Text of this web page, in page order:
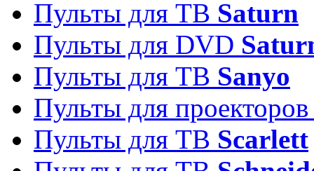
Пульты для ТВ Saturn
Пульты для DVD
Пульты для ТВ Sanyo
Пульты для
Пульты для ТВ Scarlett